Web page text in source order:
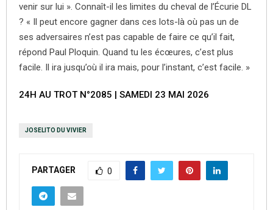
venir sur lui ». Connaît-il les limites du cheval de l’Écurie DL
? « Il peut encore gagner dans ces lots-là où pas un de
ses adversaires n’est pas capable de faire ce qu’il fait,
répond Paul Ploquin. Quand tu les écœures, c’est plus
facile. Il ira jusqu’où il ira mais, pour l’instant, c’est facile. »
24H AU TROT N°2085 | SAMEDI 23 MAI 2026
JOSELITO DU VIVIER
PARTAGER 0